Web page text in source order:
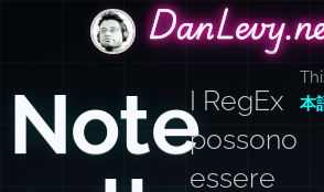
DanLevy.net
NoteI RegEx
possono
essere
本